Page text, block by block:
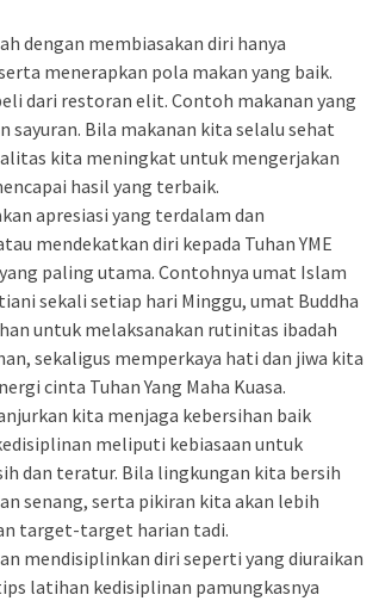
dengan membiasakan diri hanya
menerapkan pola makan yang baik.
dari restoran elit. Contoh makanan yang
sayuran. Bila makanan kita selalu sehat
kita meningkat untuk mengerjakan
hasil yang terbaik.
apresiasi yang terdalam dan
mendekatkan diri kepada Tuhan YME
paling utama. Contohnya umat Islam
sekali setiap hari Minggu, umat Buddha
untuk melaksanakan rutinitas ibadah
sekaligus memperkaya hati dan jiwa kita
cinta Tuhan Yang Maha Kuasa.
kita menjaga kebersihan baik
meliputi kebiasaan untuk
dan teratur. Bila lingkungan kita bersih
senang, serta pikiran kita akan lebih
target-target harian tadi.
mendisiplinkan diri seperti yang diuraikan
latihan kedisiplinan pamungkasnya